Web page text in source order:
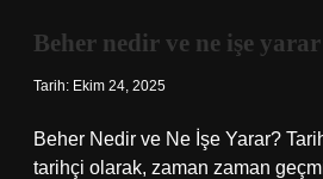
Beher nedir ve ne işe yarar
Tarih: Ekim 24, 2025
Beher Nedir ve Ne İşe Yarar?
tarihçi olarak, zaman zaman